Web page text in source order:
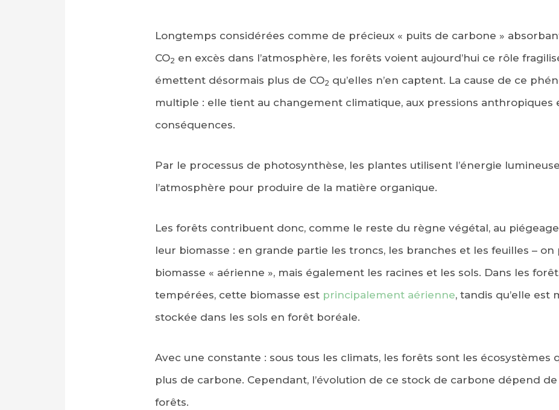
Longtemps considérées comme de précieux « puits de carbone »
CO2 en excès dans l’atmosphère, les forêts voient aujourd’hui ce rôle
émettent désormais plus de CO2 qu’elles n’en captent. La cause de ce
multiple : elle tient au changement climatique, aux pressions anthropiques
conséquences.
Par le processus de photosynthèse, les plantes utilisent l’énergie
l’atmosphère pour produire de la matière organique.
Les forêts contribuent donc, comme le reste du règne végétal, au
leur biomasse : en grande partie les troncs, les branches et les feuilles – on
biomasse « aérienne », mais également les racines et les sols. Dans les
tempérées, cette biomasse est principalement aérienne, tandis qu’elle est
stockée dans les sols en forêt boréale.
Avec une constante : sous tous les climats, les forêts sont les écosystèmes
plus de carbone. Cependant, l’évolution de ce stock de carbone dépend
forêts.